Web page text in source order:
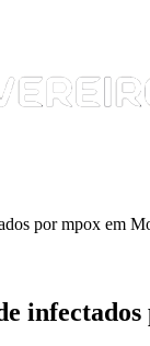
por mpox em